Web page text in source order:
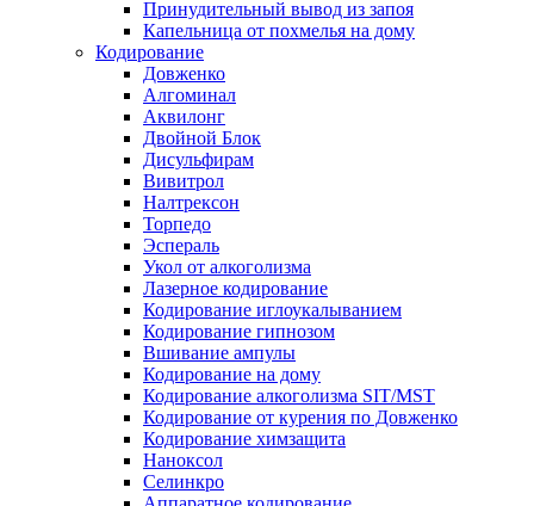
Принудительный вывод из запоя
Капельница от похмелья на дому
Кодирование
Довженко
Алгоминал
Аквилонг
Двойной Блок
Дисульфирам
Вивитрол
Налтрексон
Торпедо
Эспераль
Укол от алкоголизма
Лазерное кодирование
Кодирование иглоукалыванием
Кодирование гипнозом
Вшивание ампулы
Кодирование на дому
Кодирование алкоголизма SIT/MST
Кодирование от курения по Довженко
Кодирование химзащита
Наноксол
Селинкро